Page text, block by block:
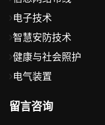
电子技术
智慧安防技术
健康与社会照护
电气装置
留言咨询